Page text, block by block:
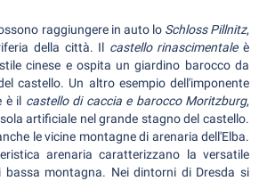
raggiungere in auto lo Schloss Pillnitz,
della città. Il castello rinascimentaleè
cinese e ospita un giardino barocco da
castello. Un altro esempio dell'imponente
è il castello di caccia e barocco Moritzburg,
artificiale nel grande stagno del castello.
le vicine montagne di arenaria dell'Elba.
arenaria caratterizzano la versatile
montagna. Nei dintorni di Dresda si